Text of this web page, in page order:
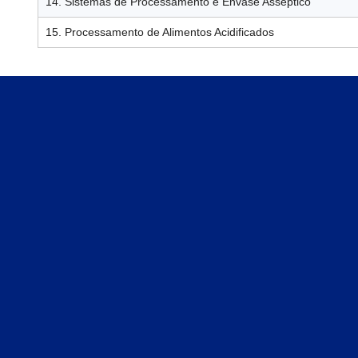
15. Processamento de Alimentos Acidificados